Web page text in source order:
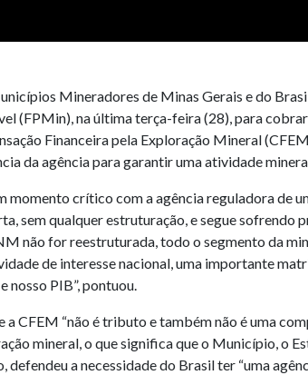
Mineradores de Minas Gerais e do
(FPMin), na última terça-feira (28), para
Financeira pela Exploração Mineral
da agência para garantir uma atividade
momento crítico com a agência reguladora de
sem qualquer estruturação, e segue sofrendo
não for reestruturada, todo o segmento da
de interesse nacional, uma importante
nosso PIB”, pontuou.
a CFEM “não é tributo e também não é uma
mineral, o que significa que o Município, o
defendeu a necessidade do Brasil ter “uma